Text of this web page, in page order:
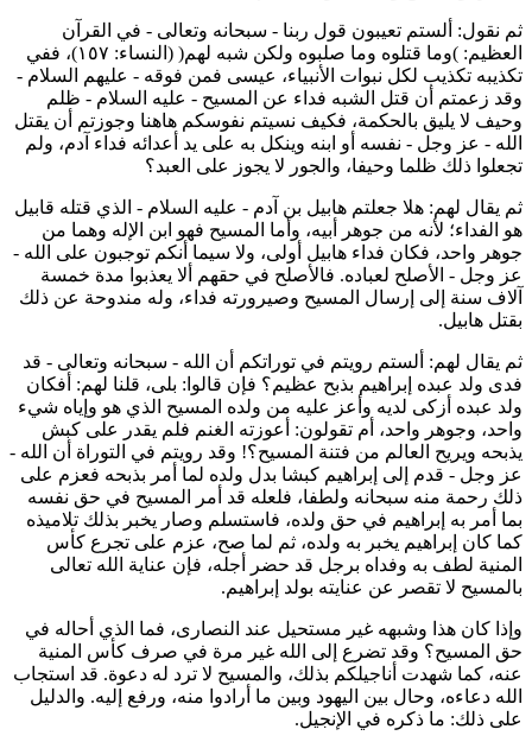
نقول: ألستم تعيبون قول ربنا - سبحانه وتعالى - في القرآن
العظيم: )وما قتلوه وما صلبوه ولكن شبه لهم( (النساء: ١٥٧)، ففي
تكذيب لكل نبوات الأنبياء، عيسى فمن فوقه - عليهم السلام -
زعمتم أن قتل الشبه فداء عن المسيح - عليه السلام - ظلم
لا يليق بالحكمة، فكيف نسيتم نفوسكم هاهنا وجوزتم أن يقتل
- عز وجل - نفسه أو ابنه وينكل به على يد أعدائه فداء آدم، ولم
ذلك ظلما وحيفا، والجور لا يجوز على العبد؟
يقال لهم: هلا جعلتم هابيل بن آدم - عليه السلام - الذي قتله قابيل
الفداء؛ لأنه من جوهر أبيه، وأما المسيح فهو ابن الإله وهما من
واحد، فكان فداء هابيل أولى، ولا سيما أنكم توجبون على الله -
وجل - الأصلح لعباده. فالأصلح في حقهم ألا يعذبوا مدة خمسة
سنة إلى إرسال المسيح وصيرورته فداء، وله مندوحة عن ذلك
هابيل.
يقال لهم: ألستم رويتم في توراتكم أن الله - سبحانه وتعالى - قد
ولد عبده إبراهيم بذبح عظيم؟ فإن قالوا: بلى، قلنا لهم: أفكان
عبده أزكى لديه وأعز عليه من ولده المسيح الذي هو وإياه شيء
وجوهر واحد، أم تقولون: أعوزته الغنم فلم يقدر على كبش
ويريح العالم من فتنة المسيح؟! وقد رويتم في التوراة أن الله -
وجل - قدم إلى إبراهيم كبشا بدل ولده لما أمر بذبحه فعزم على
رحمة منه سبحانه ولطفا، فلعله قد أمر المسيح في حق نفسه
أمر به إبراهيم في حق ولده، فاستسلم وصار يخبر بذلك تلاميذه
كان إبراهيم يخبر به ولده، ثم لما صح، عزم على تجرع كأس
لطف به وفداه برجل قد حضر أجله، فإن عناية الله تعالى
لا تقصر عن عنايته بولد إبراهيم.
كان هذا وشبهه غير مستحيل عند النصارى، فما الذي أحاله في
المسيح؟ وقد تضرع إلى الله غير مرة في صرف كأس المنية
كما شهدت أناجيلكم بذلك، والمسيح لا ترد له دعوة. قد استجاب
دعاءه، وحال بين اليهود وبين ما أرادوا منه، ورفع إليه. والدليل
ذلك: ما ذكره في الإنجيل.